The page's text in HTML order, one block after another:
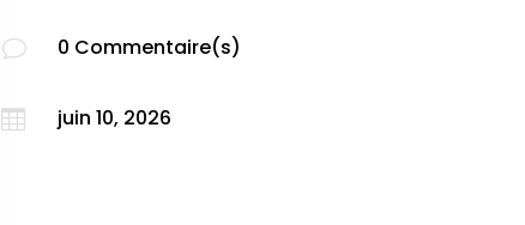
v 0 Commentaire(s)
 juin 10, 2026